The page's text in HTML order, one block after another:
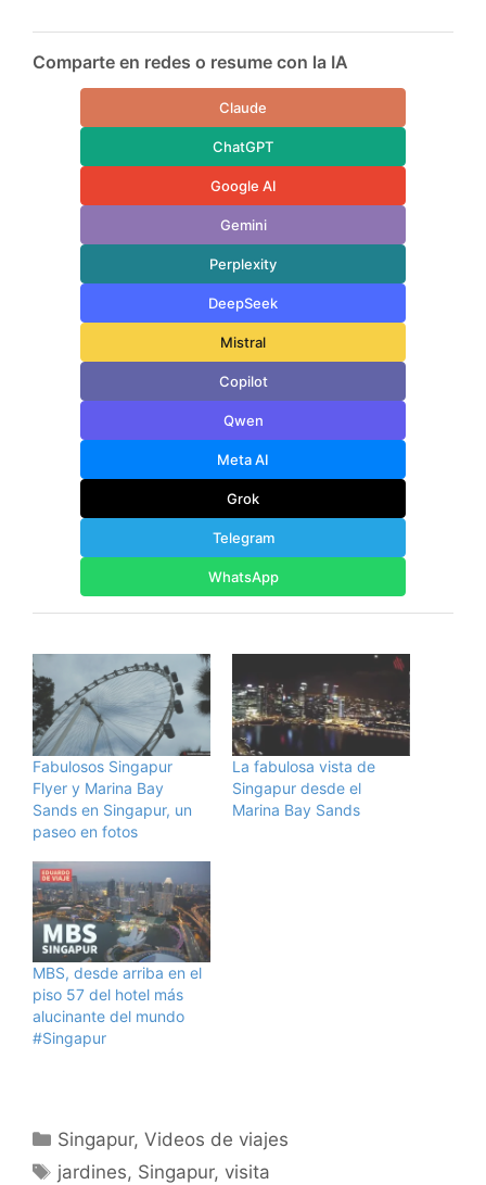
Comparte en redes o resume con la IA
Claude
ChatGPT
Google AI
Gemini
Perplexity
DeepSeek
Mistral
Copilot
Qwen
Meta AI
Grok
Telegram
WhatsApp
Fabulosos Singapur
Flyer y Marina Bay
Sands en Singapur, un
paseo en fotos
La fabulosa vista de
Singapur desde el
Marina Bay Sands
MBS, desde arriba en el
piso 57 del hotel más
alucinante del mundo
#Singapur
Categorías
Singapur,Videos de viajes
Etiquetas
jardines, Singapur, visita